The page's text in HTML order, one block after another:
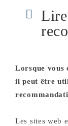
Lorsque vous
il peut être
Les sites web